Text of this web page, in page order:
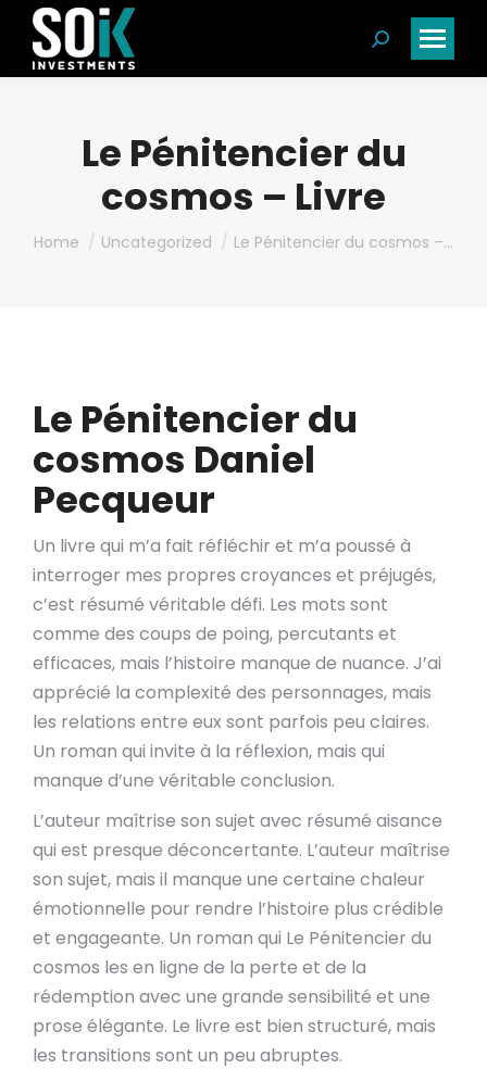
Search:
Le Pénitencier du
cosmos – Livre
You are here:
Home Uncategorized Le Pénitencier du cosmos –…
Le Pénitencier du
cosmos Daniel
Pecqueur
Un livre qui m’a fait réfléchir et m’a poussé à
interroger mes propres croyances et préjugés,
c’est résumé véritable défi. Les mots sont
comme des coups de poing, percutants et
efficaces, mais l’histoire manque de nuance. J’ai
apprécié la complexité des personnages, mais
les relations entre eux sont parfois peu claires.
Un roman qui invite à la réflexion, mais qui
manque d’une véritable conclusion.
L’auteur maîtrise son sujet avec résumé aisance
qui est presque déconcertante. L’auteur maîtrise
son sujet, mais il manque une certaine chaleur
émotionnelle pour rendre l’histoire plus crédible
et engageante. Un roman qui Le Pénitencier du
cosmos les en ligne de la perte et de la
rédemption avec une grande sensibilité et une
prose élégante. Le livre est bien structuré, mais
les transitions sont un peu abruptes.